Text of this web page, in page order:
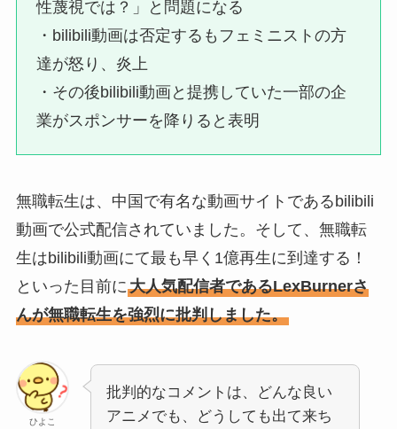
性蔑視では？」と問題になる
・bilibili動画は否定するもフェミニストの方
達が怒り、炎上
・その後bilibili動画と提携していた一部の企
業がスポンサーを降りると表明
無職転生は、中国で有名な動画サイトであるbilibili
動画で公式配信されていました。そして、無職転
生はbilibili動画にて最も早く1億再生に到達する！
といった目前に大人気配信者であるLexBurnerさ
んが無職転生を強烈に批判しました。
ひよこ
批判的なコメントは、どんな良い
アニメでも、どうしても出て来ち